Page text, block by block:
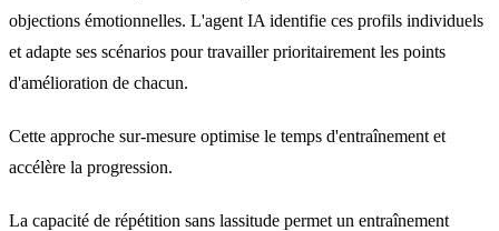
objections émotionnelles. L'agent IA identifie ces profils individuels
et adapte ses scénarios pour travailler prioritairement les points
d'amélioration de chacun.
Cette approche sur-mesure optimise le temps d'entraînement et
accélère la progression.
La capacité de répétition sans lassitude permet un entraînement